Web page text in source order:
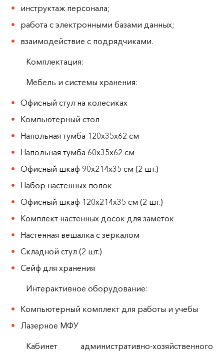
инструктаж персонала;
работа с электронными базами данных;
взаимодействие с подрядчиками.
Комплектация:
Мебель и системы хранения:
Офисный стул на колесиках
Компьютерный стол
Напольная тумба 120х35х62 см
Напольная тумба 60х35х62 см
Офисный шкаф 90х214х35 см (2 шт.)
Набор настенных полок
Офисный шкаф 120х214х35 см (2 шт.)
Комплект настенных досок для заметок
Настенная вешалка с зеркалом
Складной стул (2 шт.)
Сейф для хранения
Интерактивное оборудование:
Компьютерный комплект для работы и учебы
Лазерное МФУ
Кабинет административно‑хозяйственного